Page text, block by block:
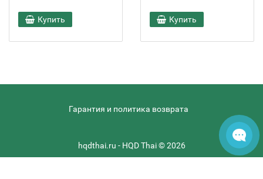
Купить Купить
Гарантия и политика возврата
hqdthai.ru - HQD Thai © 2026